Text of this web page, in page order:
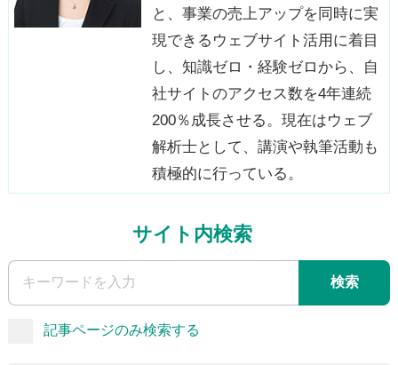
と、事業の売上アップを同時に実
現できるウェブサイト活用に着目
し、知識ゼロ・経験ゼロから、自
社サイトのアクセス数を4年連続
200％成長させる。現在はウェブ
解析士として、講演や執筆活動も
積極的に行っている。
サイト内検索
検索
記事ページのみ検索する